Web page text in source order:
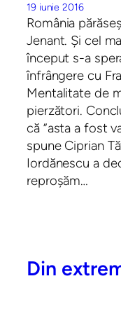
19 iunie 2016
România
Jenant. Și cel
început s-a
înfrângere cu
Mentalitate de
pierzători.
că ”asta a fost
spune Ciprian
Iordănescu a
reproșăm…
Din